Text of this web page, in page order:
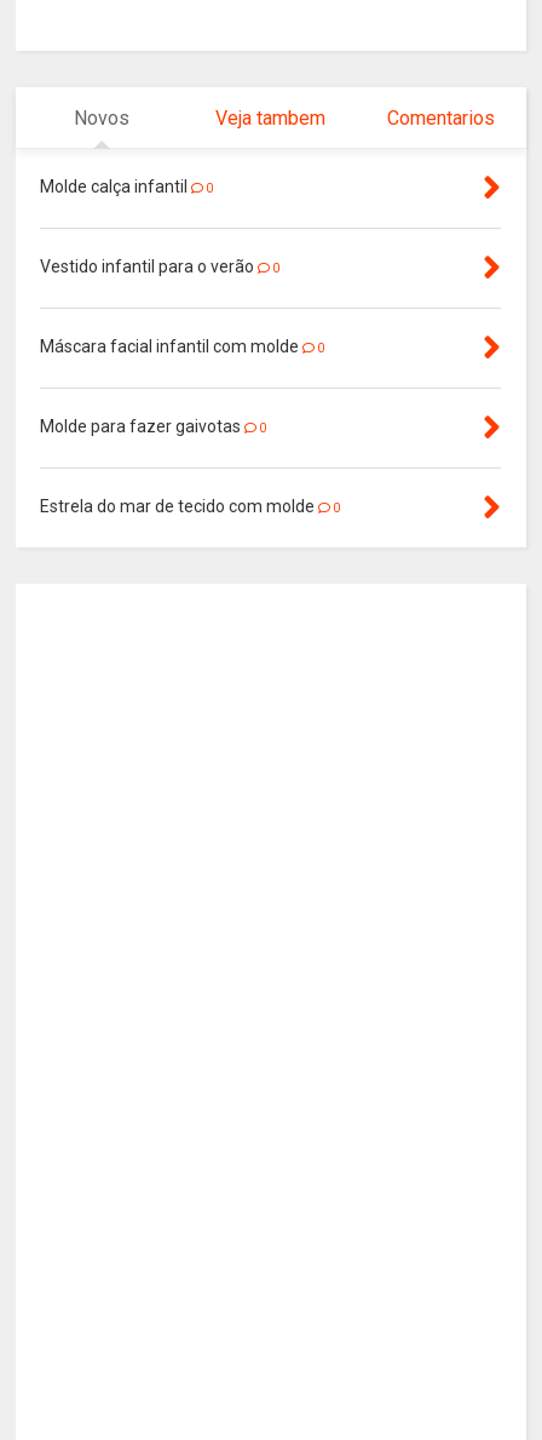
Novos Veja tambem Comentarios
Molde calça infantil 0
Vestido infantil para o verão 0
Máscara facial infantil com molde 0
Molde para fazer gaivotas 0
Estrela do mar de tecido com molde 0